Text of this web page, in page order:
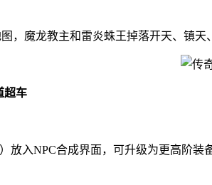
，魔龙教主和雷炎蛛王掉落开天、镇
超车
放入NPC合成界面，可升级为更高阶装